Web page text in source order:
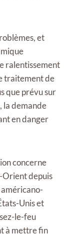
et
ralentissement
traitement de
que prévu sur
la demande
en danger
concerne
Orient depuis
Unis et
le-feu
à mettre fin